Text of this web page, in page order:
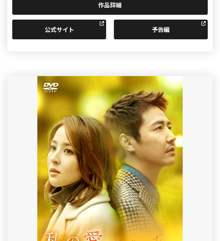
作品詳細
公式サイト 予告編